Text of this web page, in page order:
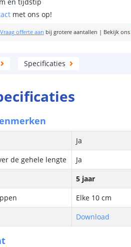
met ons op!
Vraag offerte aan bij grotere aantallen | Bekijk ons
Specificaties
Ja
de gehele lengte
Ja
5 jaar
Elke 10 cm
Download